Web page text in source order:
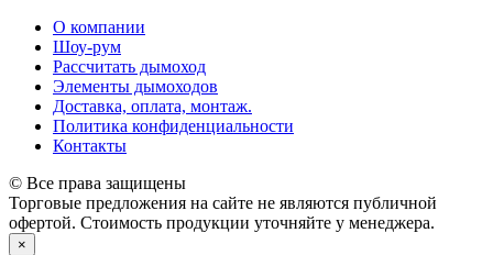
О компании
Шоу-рум
Рассчитать дымоход
Элементы дымоходов
Доставка, оплата, монтаж.
Политика конфиденциальности
Контакты
© Все права защищены
Торговые предложения на сайте не являются публичной
офертой. Стоимость продукции уточняйте у менеджера.
×